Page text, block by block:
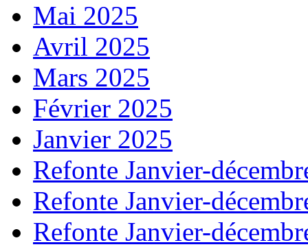
Mai 2025
Avril 2025
Mars 2025
Février 2025
Janvier 2025
Refonte Janvier-
Refonte Janvier-
Refonte Janvier-